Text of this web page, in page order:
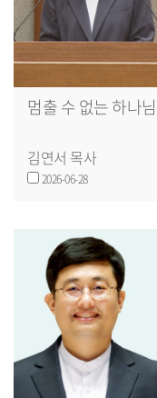
멈출 수 없는 하나
김연서 목사
2026-06-28